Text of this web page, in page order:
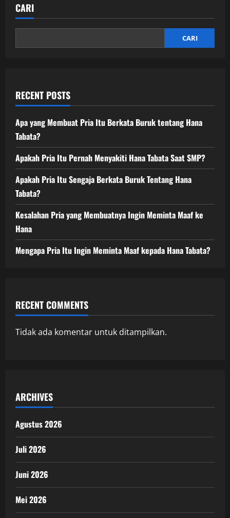
CARI
CARI
RECENT POSTS
Apa yang Membuat Pria Itu Berkata Buruk tentang Hana
Tabata?
Apakah Pria Itu Pernah Menyakiti Hana Tabata Saat SMP?
Apakah Pria Itu Sengaja Berkata Buruk Tentang Hana
Tabata?
Kesalahan Pria yang Membuatnya Ingin Meminta Maaf ke
Hana
Mengapa Pria Itu Ingin Meminta Maaf kepada Hana Tabata?
RECENT COMMENTS
Tidak ada komentar untuk ditampilkan.
ARCHIVES
Agustus 2026
Juli 2026
Juni 2026
Mei 2026